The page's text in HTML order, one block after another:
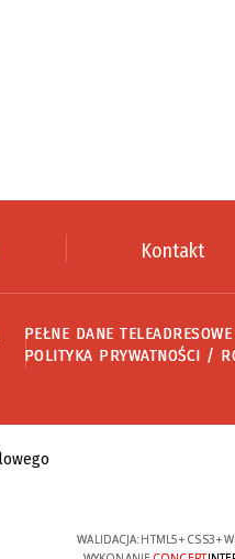
Kontakt
PEŁNE DANE
POLITYKA PRYWATNOŚCI /
WALIDACJA: HTML5+ CSS3+